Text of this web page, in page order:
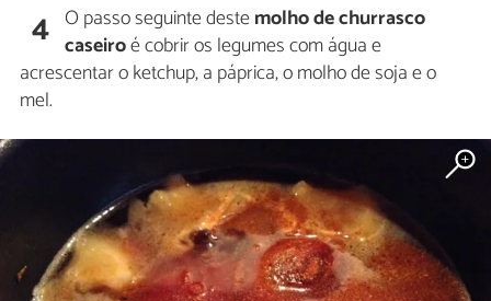
4 O passo seguinte destemolho de churrasco
caseiroé cobrir os legumes com água e
acrescentar o ketchup, a páprica, o molho de soja e o
mel.